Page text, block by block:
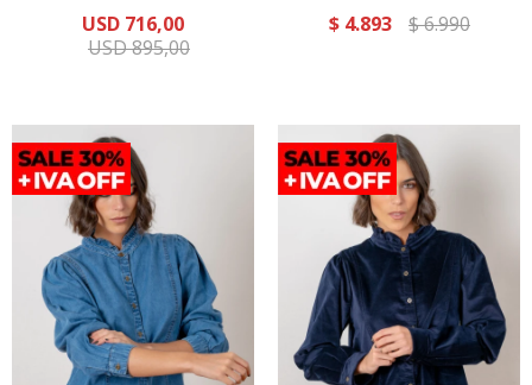
USD 716,00
USD895,00
$ 4.893 $6.990